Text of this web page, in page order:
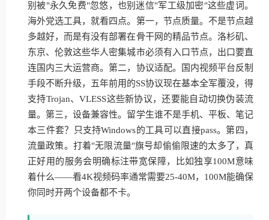
别被"永久免费"忽悠，也别迷信"军工级加密"这些虚词。
海外党选工具，就看四点。第一，节点质量。不是节点越
多越好，而是有没有部署在骨干网的精品节点。洛杉矶、
东京、伦敦这些华人密集城市必须有入口节点，出口要直
连国内三大运营商。第二，协议适配。国内视频平台反制
手段不断升级，五年前用的SS协议现在基本全军覆没，得
支持Trojan、VLESS这些新协议，还要能自动切换伪装流
量。第三，设备兼容性。留学生谁不是手机、平板、笔记
本三件套？只支持Windows的工具可以直接pass。第四，
流量政策。打着"无限流量"旗号却偷偷限速的太多了，真
正好用的服务会明确标注带宽保障，比如独享100M意味
着什么——看4K视频码率通常需要25-40M，100M能确保
你同时开两个设备都不卡。